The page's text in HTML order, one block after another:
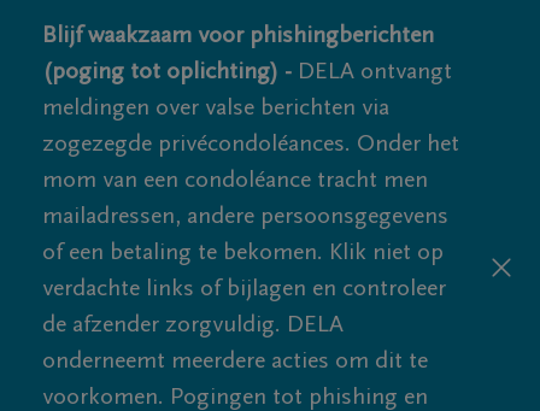
Blijf waakzaam voor phishingberichten
(poging tot oplichting) - DELA ontvangt
meldingen over valse berichten via
zogezegde privécondoléances. Onder het
mom van een condoléance tracht men
mailadressen, andere persoonsgegevens
of een betaling te bekomen. Klik niet op
verdachte links of bijlagen en controleer
de afzender zorgvuldig. DELA
onderneemt meerdere acties om dit te
voorkomen. Pogingen tot phishing en